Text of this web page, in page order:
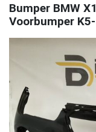
Bumper BMW
Voorbumper